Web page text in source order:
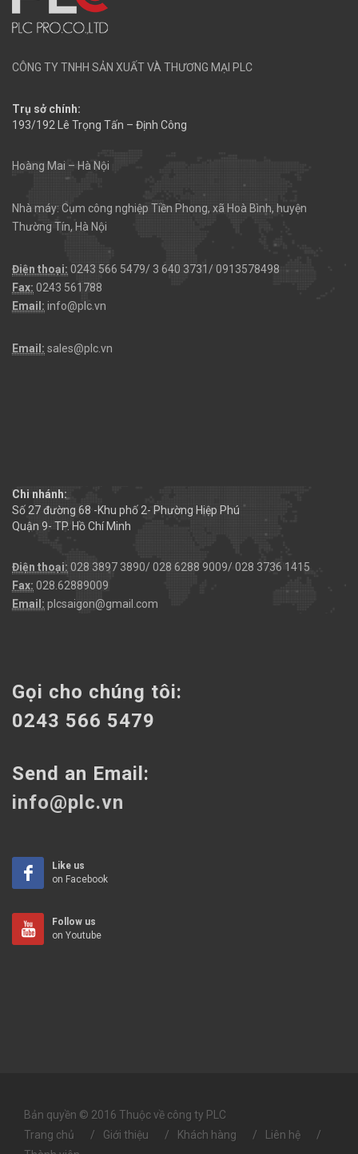
CÔNG TY TNHH SẢN XUẤT VÀ THƯƠNG MẠI PLC
Trụ sở chính:
193/192 Lê Trọng Tấn – Định Công
Hoàng Mai – Hà Nội
Nhà máy: Cụm công nghiệp Tiền Phong, xã Hoà Bình, huyện
Thường Tín, Hà Nội
Điện thoại: 0243 566 5479/ 3 640 3731/ 0913578498
Fax: 0243 561788
Email: info@plc.vn
Email: sales@plc.vn
Chi nhánh:
Số 27 đường 68 -Khu phố 2- Phường Hiệp Phú
Quận 9- TP. Hồ Chí Minh
Điện thoại: 028 3897 3890/ 028 6288 9009/ 028 3736 1415
Fax: 028.62889009
Email: plcsaigon@gmail.com
Gọi cho chúng tôi:
0243 566 5479
Send an Email:
info@plc.vn
Like us
on Facebook
Follow us
on Youtube
Bản quyền © 2016 Thuộc về công ty PLC
Trang chủ
Giới thiệu Khách hàng
Liên hệ